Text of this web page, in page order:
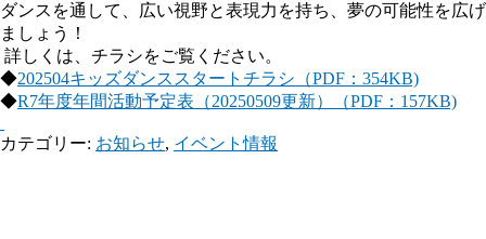
ダンスを通して、広い視野と表現力を持ち、夢の可能性を広げ
ましょう！
詳しくは、チラシをご覧ください。
◆202504キッズダンススタートチラシ（PDF：354KB)
◆R7年度年間活動予定表（20250509更新）（PDF：157KB)
カテゴリー: お知らせ, イベント情報